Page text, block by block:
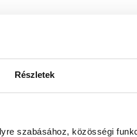
Részletek
szabásához, közösségi
során hibák történnek. A nem
rétegrend komoly
is beszélve.Webáruházunk